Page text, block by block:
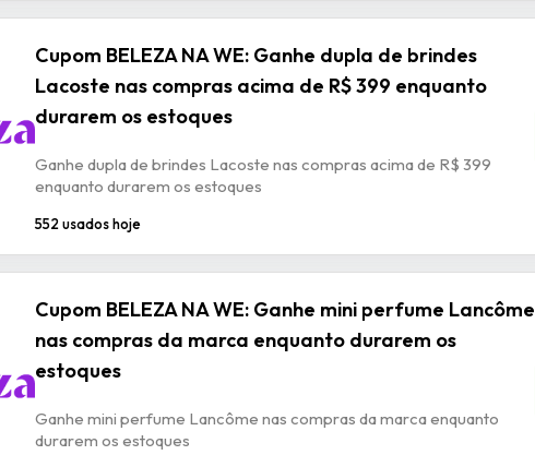
Cupom BELEZA NA WE: Ganhe dupla de brindes
Lacoste nas compras acima de R$ 399 enquanto
durarem os estoques
Ganhe dupla de brindes Lacoste nas compras acima de R$ 399
enquanto durarem os estoques
552 usados hoje
Cupom BELEZA NA WE: Ganhe mini perfume Lancôme
nas compras da marca enquanto durarem os
estoques
Ganhe mini perfume Lancôme nas compras da marca enquanto
durarem os estoques